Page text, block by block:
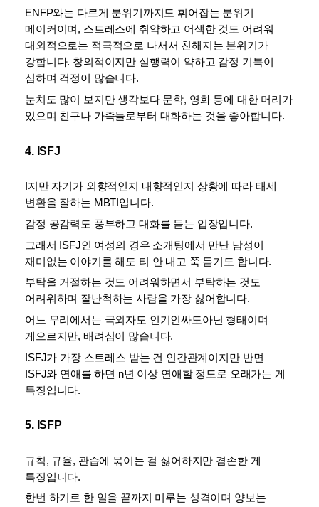
ENFP와는 다르게 분위기까지도 휘어잡는 분위기
메이커이며, 스트레스에 취약하고 어색한 것도 어려워
대외적으로는 적극적으로 나서서 친해지는 분위기가
강합니다. 창의적이지만 실행력이 약하고 감정 기복이
심하며 걱정이 많습니다.
눈치도 많이 보지만 생각보다 문학, 영화 등에 대한 머리가
있으며 친구나 가족들로부터 대화하는 것을 좋아합니다.
4. ISFJ
I지만 자기가 외향적인지 내향적인지 상황에 따라 태세
변환을 잘하는 MBTI입니다.
감정 공감력도 풍부하고 대화를 듣는 입장입니다.
그래서 ISFJ인 여성의 경우 소개팅에서 만난 남성이
재미없는 이야기를 해도 티 안 내고 쭉 듣기도 합니다.
부탁을 거절하는 것도 어려워하면서 부탁하는 것도
어려워하며 잘난척하는 사람을 가장 싫어합니다.
어느 무리에서는 국외자도 인기인싸도아닌 형태이며
게으르지만, 배려심이 많습니다.
ISFJ가 가장 스트레스 받는 건 인간관계이지만 반면
ISFJ와 연애를 하면 n년 이상 연애할 정도로 오래가는 게
특징입니다.
5. ISFP
규칙, 규율, 관습에 묶이는 걸 싫어하지만 겸손한 게
특징입니다.
한번 하기로 한 일을 끝까지 미루는 성격이며 양보는